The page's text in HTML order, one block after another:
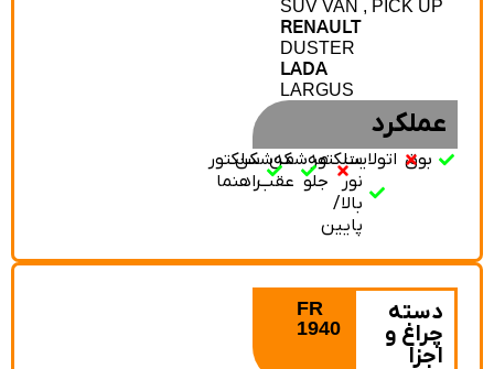
SUV VAN , PICK UP
RENAULT
DUSTER
LADA
LARGUS
عملکرد
بوق اتولایتسلکتور
نور
بالا/
پایین
مه‌شکن
جلو
مه‌شکن
عقب
سلکتور
راهنما
دسته
چراغ و
1940